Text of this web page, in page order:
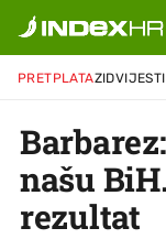
PRETPLATAZIDVIJESTI
našu
rezultat